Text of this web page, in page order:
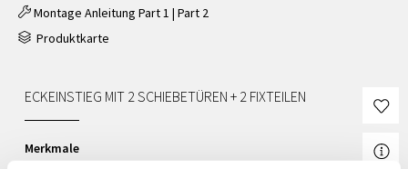
Montage Anleitung Part 1 | Part 2
Produktkarte
ECKEINSTIEG MIT 2 SCHIEBETÜREN + 2 FIXTEILEN
Merkmale